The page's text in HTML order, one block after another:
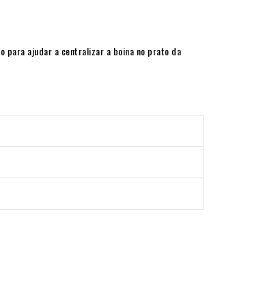
para ajudar a centralizar a boina no prato da